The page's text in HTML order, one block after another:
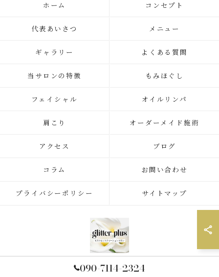
090-7114-2324
ホーム コンセプト
代表あいさつ メニュー
ギャラリー よくある質問
当サロンの特徴 もみほぐし
フェイシャル オイルリンパ
肩こり オーダーメイド施術
アクセス ブログ
コラム お問い合わせ
プライバシーポリシー サイトマップ